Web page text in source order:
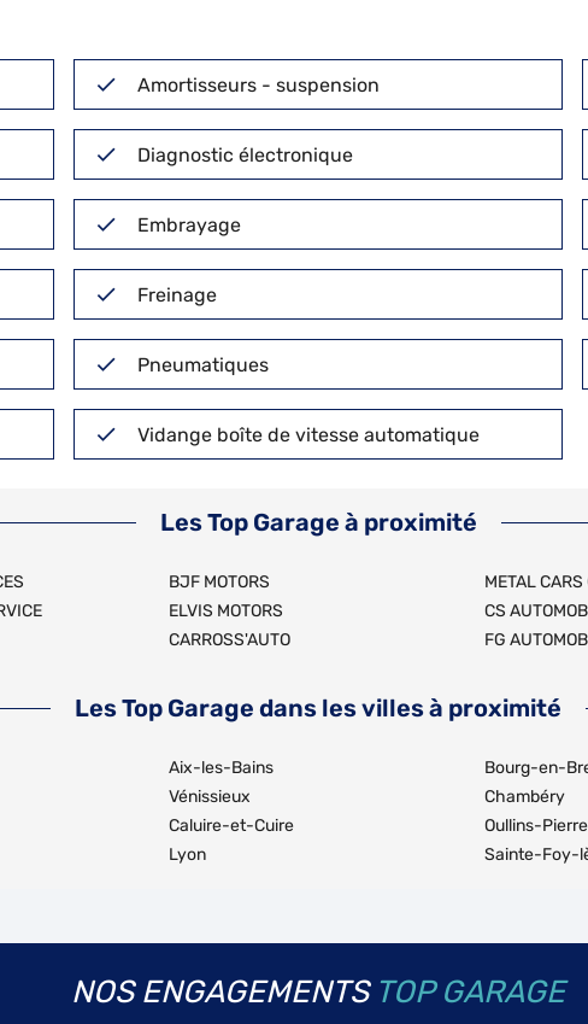
Amortisseurs - suspension
Diagnostic électronique
Embrayage
Freinage
Pneumatiques
Vidange boîte de vitesse automatique
Les Top Garage à proximité
BJF MOTORS
ELVIS MOTORS
CARROSS'AUTO
METAL CARS
CS
FG
Les Top Garage dans les villes à proximité
Aix-les-Bains
Vénissieux
Caluire-et-Cuire
Lyon
Bourg-en-
Chambéry
Oullins-
Sainte-Foy-
NOS ENGAGEMENTS TOP GARAGE